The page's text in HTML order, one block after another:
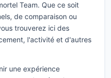
Team. Que ce soit
de comparaison ou
trouverez ici des
l'activité et d'autres
une expérience